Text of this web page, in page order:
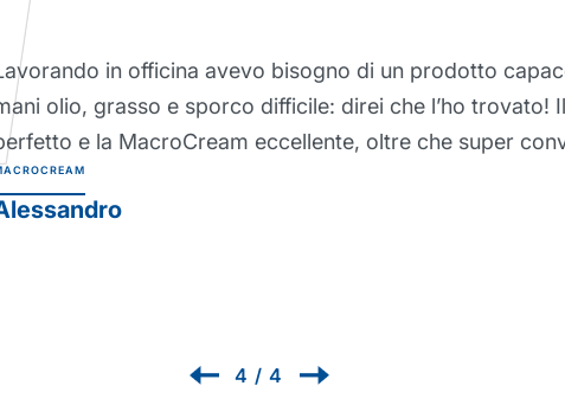
Ho trovato questa crema barriera davvero eccezionale,
proteggere la mia pelle anche durante i lavori più pesanti.
decisamente più sane da quando la uso e ormai mi
lavorare senza! Crema barriera protettiva Protexsol
PROTEXSOL
1/ 4